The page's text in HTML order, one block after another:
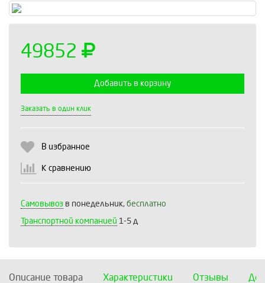
49852
Добавить в корзину
Заказать в один клик
В избранное
К сравнению
Самовывоз в понедельник, бесплатно
Транспортной компанией 1-5 д
Описание товара Характеристики Отзывы